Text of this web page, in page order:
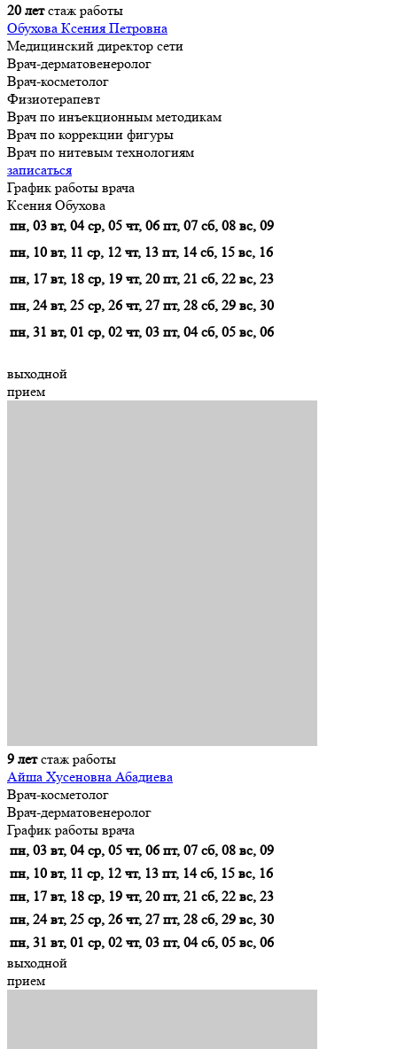
20 летстаж работы
Обухова Ксения Петровна
Медицинский директор сети
Врач-дерматовенеролог
Врач-косметолог
Физиотерапевт
Врач по инъекционным методикам
Врач по коррекции фигуры
Врач по нитевым технологиям
записаться
График работы врача
Ксения Обухова
пн, 03 вт, 04 ср, 05 чт, 06 пт, 07 сб, 08 вс, 09
пн, 10 вт, 11 ср, 12 чт, 13 пт, 14 сб, 15 вс, 16
пн, 17 вт, 18 ср, 19 чт, 20 пт, 21 сб, 22 вс, 23
пн, 24 вт, 25 ср, 26 чт, 27 пт, 28 сб, 29 вс, 30
пн, 31 вт, 01 ср, 02 чт, 03 пт, 04 сб, 05 вс, 06
выходной
прием
9 летстаж работы
Айша Хусеновна Абадиева
Врач-косметолог
Врач-дерматовенеролог
График работы врача
пн, 03 вт, 04 ср, 05 чт, 06 пт, 07 сб, 08 вс, 09
пн, 10 вт, 11 ср, 12 чт, 13 пт, 14 сб, 15 вс, 16
пн, 17 вт, 18 ср, 19 чт, 20 пт, 21 сб, 22 вс, 23
пн, 24 вт, 25 ср, 26 чт, 27 пт, 28 сб, 29 вс, 30
пн, 31 вт, 01 ср, 02 чт, 03 пт, 04 сб, 05 вс, 06
выходной
прием